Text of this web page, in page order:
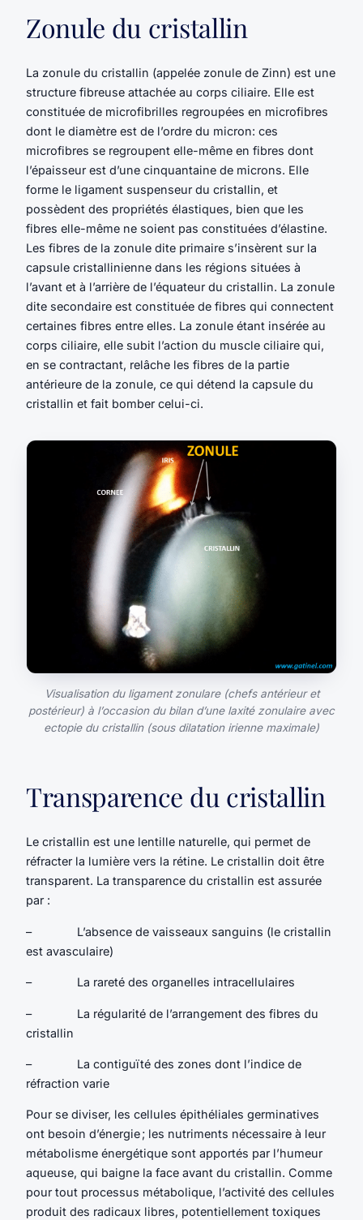
Zonule du cristallin
La zonule du cristallin (appelée zonule de Zinn) est une
structure fibreuse attachée au corps ciliaire. Elle est
constituée de microfibrilles regroupées en microfibres
dont le diamètre est de l’ordre du micron: ces
microfibres se regroupent elle-même en fibres dont
l’épaisseur est d’une cinquantaine de microns. Elle
forme le ligament suspenseur du cristallin, et
possèdent des propriétés élastiques, bien que les
fibres elle-même ne soient pas constituées d’élastine.
Les fibres de la zonule dite primaire s’insèrent sur la
capsule cristallinienne dans les régions situées à
l’avant et à l’arrière de l’équateur du cristallin. La zonule
dite secondaire est constituée de fibres qui connectent
certaines fibres entre elles. La zonule étant insérée au
corps ciliaire, elle subit l’action du muscle ciliaire qui,
en se contractant, relâche les fibres de la partie
antérieure de la zonule, ce qui détend la capsule du
cristallin et fait bomber celui-ci.
Visualisation du ligament zonulare (chefs antérieur et
postérieur) à l’occasion du bilan d’une laxité zonulaire avec
ectopie du cristallin (sous dilatation irienne maximale)
Transparence du cristallin
Le cristallin est une lentille naturelle, qui permet de
réfracter la lumière vers la rétine. Le cristallin doit être
transparent. La transparence du cristallin est assurée
par :
– L’absence de vaisseaux sanguins (le cristallin
est avasculaire)
– La rareté des organelles intracellulaires
– La régularité de l’arrangement des fibres du
cristallin
– La contiguïté des zones dont l’indice de
réfraction varie
Pour se diviser, les cellules épithéliales germinatives
ont besoin d’énergie ; les nutriments nécessaire à leur
métabolisme énergétique sont apportés par l’humeur
aqueuse, qui baigne la face avant du cristallin. Comme
pour tout processus métabolique, l’activité des cellules
produit des radicaux libres, potentiellement toxiques